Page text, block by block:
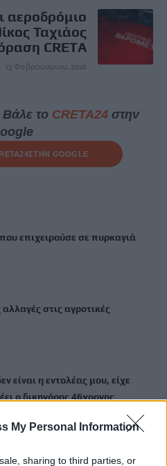
My Personal Information
sharing to third parties, or
αεροδρόμιο
Ταχιάος
CRETA
13 Φεβρουαρίου, 2026
το CRETA24στην
ΣΤΗΝ GOOGLE
επιχειρούσε σε πυρκαγιά
στις αγροτικές
είναι η εντολέας μου, είχε
ο δικηγόρος 46χρονης